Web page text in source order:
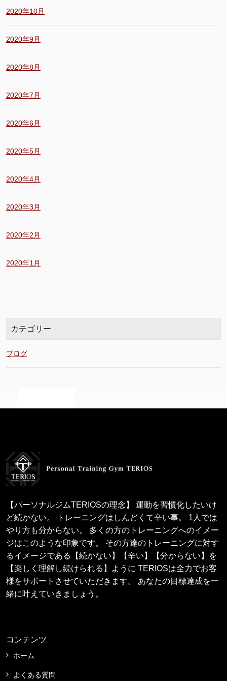
2020年10月
2020年9月
2020年8月
2020年7月
2020年6月
2020年5月
2020年4月
2020年3月
2020年2月
2020年1月
カテゴリー
ブログ
【パーソナルジムTERIOSの理念】 運動を習慣化したいけ
ど続かない。 トレーニングはしんどくて辛い事。 1人では
やり方も分からない。 多くの方のトレーニングへのイメー
ジはこのような印象です。 その方達のトレーニングに対す
るイメージである【続かない】【辛い】【分からない】を
【楽しく理解し続けられる】ように TERIOSは全力でお客
様をサポートさせていただきます。 あなたの目標達成を一
緒に叶えていきましょう。
コンテンツ
ホーム
よくある質問